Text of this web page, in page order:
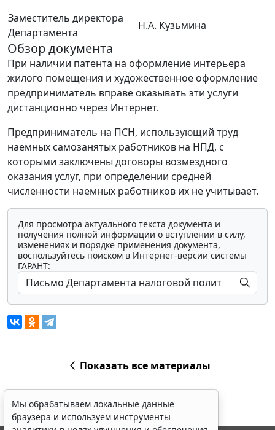
Заместитель директора
Департамента
Н.А. Кузьмина
Обзор документа
При наличии патента на оформление интерьера
жилого помещения и художественное оформление
предприниматель вправе оказывать эти услуги
дистанционно через Интернет.
Предприниматель на ПСН, использующий труд
наемных самозанятых работников на НПД, с
которыми заключены договоры возмездного
оказания услуг, при определении средней
численности наемных работников их не учитывает.
Для просмотра актуального текста документа и
получения полной информации о вступлении в силу,
изменениях и порядке применения документа,
воспользуйтесь поиском в Интернет-версии системы
ГАРАНТ:
Показать все материалы
Мы обрабатываем локальные данные
браузера и используем инструменты